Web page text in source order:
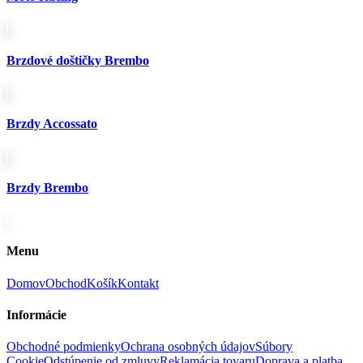
Brzdové doštičky Brembo
Brzdy Accossato
Brzdy Brembo
Menu
DomovObchodKošíkKontakt
Informácie
Obchodné podmienkyOchrana osobných údajovSúbory